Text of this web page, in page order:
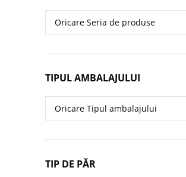
TIPUL AMBALAJULUI
TIP DE PĂR